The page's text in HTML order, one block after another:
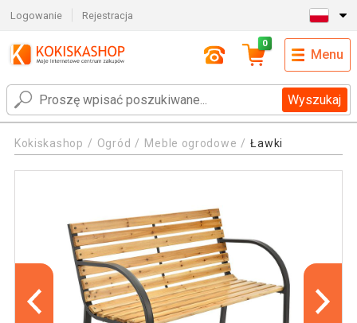
Logowanie Rejestracja
Wyszukaj
0
Menu
Kokiskashop Ogród Meble ogrodowe Ławki